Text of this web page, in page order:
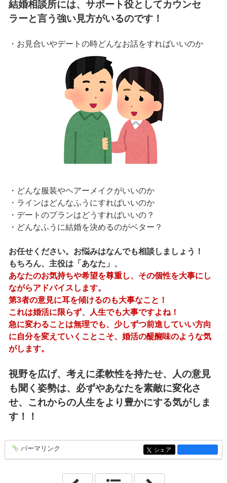
結婚相談所には、サポート役としてカウンセ
ラーと言う強い見方がいるのです！
・お見合いやデートの時どんなお話をすればいいのか
・どんな服装やヘアーメイクがいいのか
・ラインはどんなふうにすればいいのか
・デートのプランはどうすればいいの？
・どんなふうに結婚を決めるのがベター？
お任せください。お悩みはなんでも相談しましょう！
もちろん、主役は「あなた」、
あなたのお気持ちや希望を尊重し、その個性を大事にし
ながらアドバイスします。
第3者の意見に耳を傾けるのも大事なこと！
これは婚活に限らず、人生でも大事ですよね！
急に変わることは無理でも、少しずつ前進していい方向
に自分を変えていくことこそ、婚活の醍醐味のような気
がします。
視野を広げ、考えに柔軟性を持たせ、人の意見
も聞く姿勢は、必ずやあなたを素敵に変化さ
せ、これからの人生をより豊かにする気がしま
す！！
entry1515
パーマリンク entry1515
シェア
「2024年6月18日」